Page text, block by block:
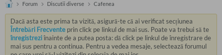
Forum Discutii diverse Cafenea
Dacă asta este prima ta vizită, asigură-te că ai verificat secțiunea
Întrebări Frecvente prin click pe linkul de mai sus. Poate va trebui să te
înregistreziînainte de a putea posta: dă click pe linkul de înregistrare de
mai sus pentru a continua. Pentru a vedea mesaje, selectează forumul